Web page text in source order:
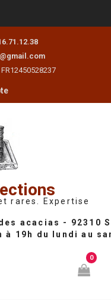
rares. Expertise
0